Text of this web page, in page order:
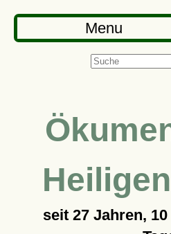
Menu
seit 27 Jahren,